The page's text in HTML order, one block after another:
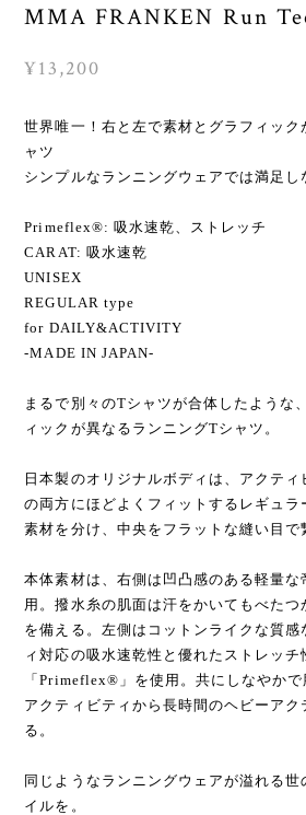
MMA FRANKEN Run
¥13,200
世界唯一！右と左で素材とグラフィッ
ャツ
シンプルなランニングウェアでは満足し
Primeflex®: 吸水速乾、ストレッチ
CARAT: 吸水速乾
UNISEX
REGULAR type
for DAILY&ACTIVITY
-MADE IN JAPAN-
まるで別々のTシャツが合体したような
ィックが異なるランニングTシャツ。
日本製のオリジナルボディは、アクティ
の両方にほどよくフィットするレギュラ
素材を分け、中央をフラットな縫い目で
本体素材は、右側は凹凸感のある軽量な
用。撥水糸の肌面は汗をかいてもべたつ
を備える。左側はコットンライクな質感
ィ対応の吸水速乾性と優れたストレッチ
「Primeflex®」を使用。共にしなやか
アクティビティから長時間のヘビーアク
る。
同じようなランニングウェアが溢れる世
イルを。